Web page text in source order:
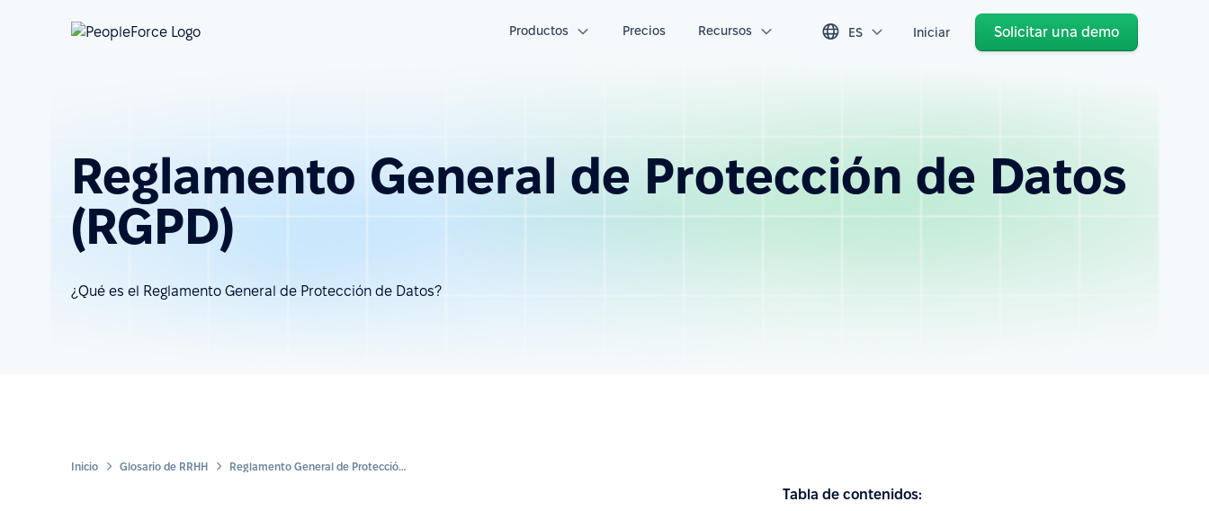
Productos Precios Recursos ES Iniciar Solicitar una demo
Reglamento General de Protección de Datos
(RGPD)
¿Qué es el Reglamento General de Protección de Datos?
Inicio Glosario de RRHH Reglamento General de Protección de Datos (RGPD)
Tabla de contenidos: